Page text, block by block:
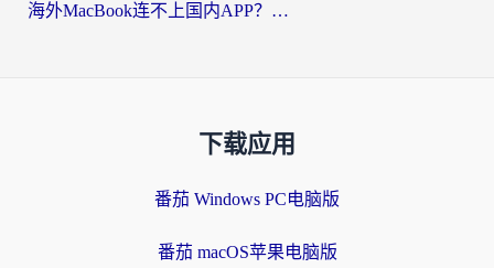
海外MacBook连不上国内APP？选对回国VPN，告别地区限制的烦恼
下载应用
番茄 Windows PC电脑版
番茄 macOS苹果电脑版